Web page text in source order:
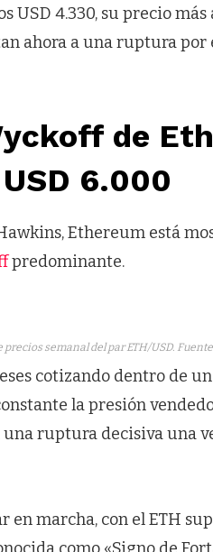
USD 4.330, su precio
ahora a una ruptura por
de
6.000
Ethereum está
predominante.
precios semanal del par ETH/USD.
cotizando dentro de
la presión
ruptura decisiva una
en marcha, con el ETH